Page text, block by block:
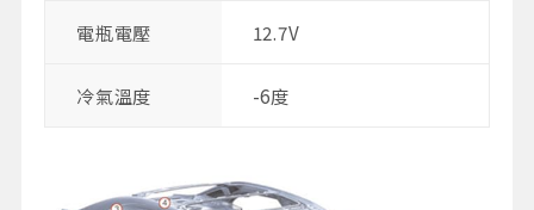
電瓶電壓 12.7V
冷氣溫度 -6度